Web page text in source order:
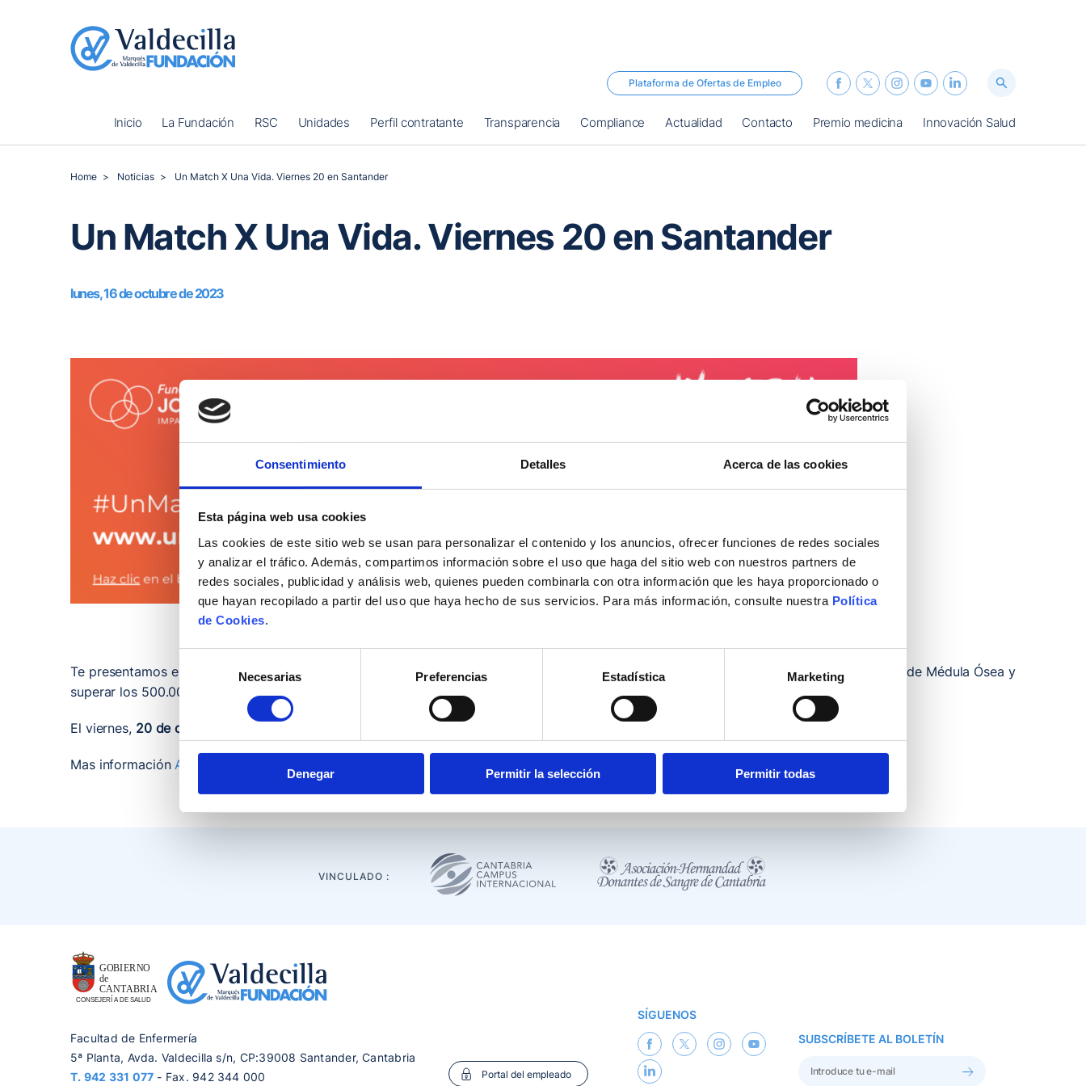
Consentimiento Detalles Acerca de las cookies
Esta página web usa cookies
Las cookies de este sitio web se usan para personalizar el contenido y los anuncios, ofrecer funciones de redes sociales
y analizar el tráfico. Además, compartimos información sobre el uso que haga del sitio web con nuestros partners de
redes sociales, publicidad y análisis web, quienes pueden combinarla con otra información que les haya proporcionado o
que hayan recopilado a partir del uso que haya hecho de sus servicios. Para más información, consulte nuestra Política
de Cookies.
consentimiento
Necesarias Preferencias Estadística Marketing
Denegar Permitir la selección Permitir todas
Plataforma de Ofertas de Empleo
Inicio La Fundación RSC Unidades Perfil contratante Transparencia Compliance Actualidad Contacto Premio medicina Innovación Salud
Home Noticias Un Match X Una Vida. Viernes 20 en Santander
Un Match X Una Vida. Viernes 20 en Santander
lunes, 16 de octubre de 2023
Te presentamos el Match Tour. Un tour cargado de posibilidades, amor y vida que tiene el objetivo de aumentar el Registro de Donantes de Médula Ósea y
superar los 500.000.
El viernes, 20 de octubre
Mas informaciónAQUI
VINCULADO :
Facultad de Enfermería
5ª Planta, Avda. Valdecilla s/n, CP:39008 Santander, Cantabria
T. 942 331 077 - Fax. 942 344 000 Portal del empleado
SÍGUENOS
SUBSCRÍBETE AL BOLETÍN